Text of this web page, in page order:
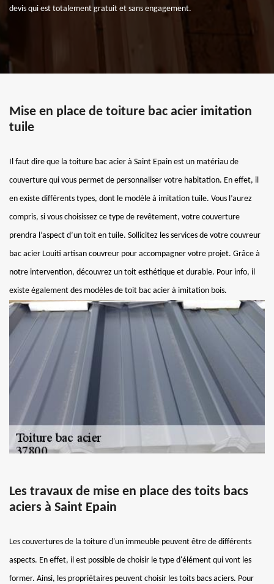
devis qui est totalement gratuit et sans engagement.
Mise en place de toiture bac acier imitation
tuile
Il faut dire que la toiture bac acier à Saint Epain est un matériau de
couverture qui vous permet de personnaliser votre habitation. En effet, il
en existe différents types, dont le modèle à imitation tuile. Vous l’aurez
compris, si vous choisissez ce type de revêtement, votre couverture
prendra l’aspect d’un toit en tuile. Sollicitez les services de votre couvreur
bac acier Louiti artisan couvreur pour accompagner votre projet. Grâce à
notre intervention, découvrez un toit esthétique et durable. Pour info, il
existe également des modèles de toit bac acier à imitation bois.
Les travaux de mise en place des toits bacs
aciers à Saint Epain
Les couvertures de la toiture d'un immeuble peuvent être de différents
aspects. En effet, il est possible de choisir le type d'élément qui vont les
former. Ainsi, les propriétaires peuvent choisir les toits bacs aciers. Pour